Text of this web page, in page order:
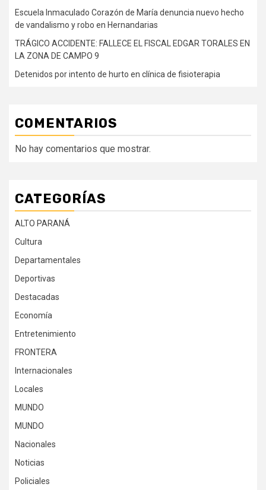
Escuela Inmaculado Corazón de María denuncia nuevo hecho
de vandalismo y robo en Hernandarias
TRÁGICO ACCIDENTE: FALLECE EL FISCAL EDGAR TORALES EN
LA ZONA DE CAMPO 9
Detenidos por intento de hurto en clínica de fisioterapia
COMENTARIOS
No hay comentarios que mostrar.
CATEGORÍAS
ALTO PARANÁ
Cultura
Departamentales
Deportivas
Destacadas
Economía
Entretenimiento
FRONTERA
Internacionales
Locales
MUNDO
MUNDO
Nacionales
Noticias
Policiales